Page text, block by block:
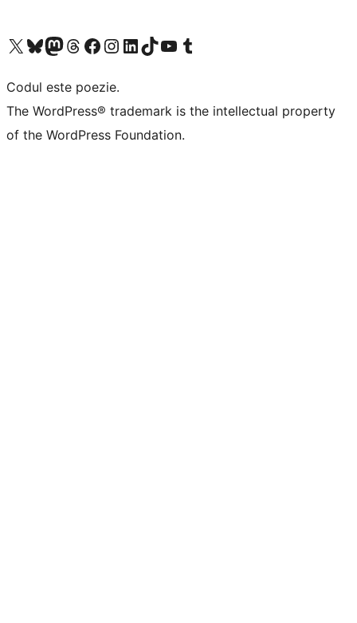
Mergi la contul nostru X (fost Twitter)
Vizitează contul nostru Bluesky
Vizitează contul nostru Mastodon
Vizitează contul nostru Threads
Vizitează pagina noastră Facebook
Vizitează-ne pe Instagram
Vizitează-ne pe LinkedIn
Vizitează contul nostru TikTok
Vizitează canalul nostru YouTube
Vizitează contul nostru Tumblr
Codul este poezie.
The WordPress® trademark is the intellectual property
of the WordPress Foundation.